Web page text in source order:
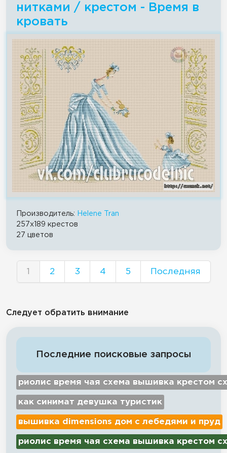
нитками / крестом - Время в
кровать
Производитель:
Helene Tran
257x189 крестов
27 цветов
1 2 3 4 5 Последняя
Следует обратить внимание
Последние поисковые запросы
риолис время чая схема вышивка крестом
как синимат девушка туристик
вышивка dimensions дом с лебедями и пруд
риолис время чая схема вышивка крестом